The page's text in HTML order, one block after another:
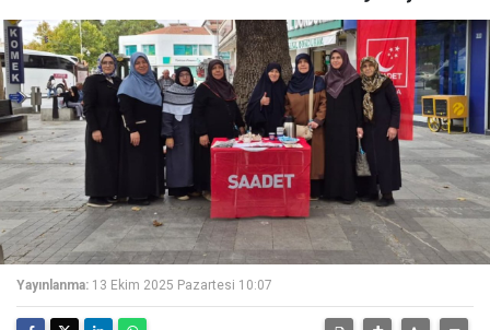
Yayınlanma: 13 Ekim 2025 Pazartesi 10:07